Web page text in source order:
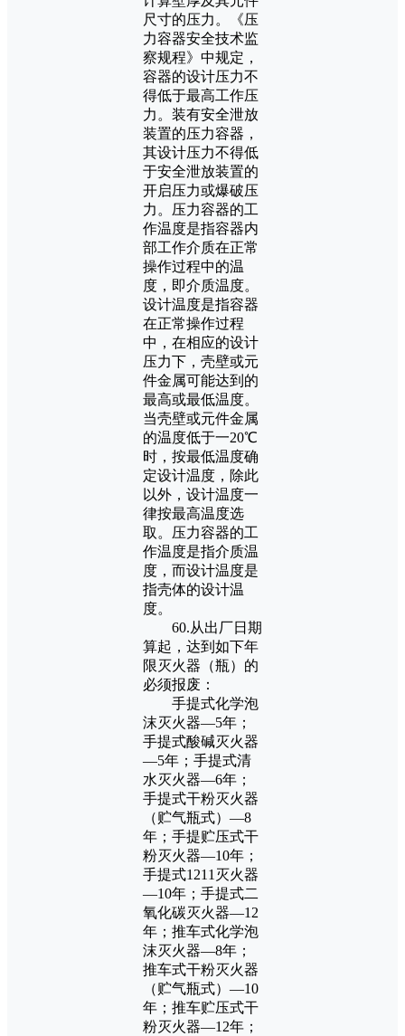
尺寸的压力。《压
力容器安全技术监
察规程》中规定，
容器的设计压力不
得低于最高工作压
力。装有安全泄放
装置的压力容器，
其设计压力不得低
于安全泄放装置的
开启压力或爆破压
力。压力容器的工
作温度是指容器内
部工作介质在正常
操作过程中的温
度，即介质温度。
设计温度是指容器
在正常操作过程
中，在相应的设计
压力下，壳壁或元
件金属可能达到的
最高或最低温度。
当壳壁或元件金属
的温度低于一20℃
时，按最低温度确
定设计温度，除此
以外，设计温度一
律按最高温度选
取。压力容器的工
作温度是指介质温
度，而设计温度是
指壳体的设计温
度。
60.从出厂日期
算起，达到如下年
限灭火器（瓶）的
必须报废：
手提式化学泡
沫灭火器—5年；
手提式酸碱灭火器
—5年；手提式清
水灭火器—6年；
手提式干粉灭火器
（贮气瓶式）—8
年；手提贮压式干
粉灭火器—10年；
手提式1211灭火器
—10年；手提式二
氧化碳灭火器—12
年；推车式化学泡
沫灭火器—8年；
推车式干粉灭火器
（贮气瓶式）—10
年；推车贮压式干
粉灭火器—12年；